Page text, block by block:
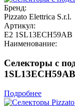
Бренд:
Pizzato Elettrica S.r.l.
Артикул:
E2 1SL13ECH59AB
Наименование:
Селекторы с
1SL13ECH59AB
Подробнее